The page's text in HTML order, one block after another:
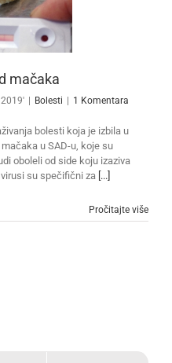
mačaka
Bolesti 1 Komentara
bolesti koja je izbila u
u SAD-u, koje su
oboleli od side koju izaziva
su spečifični za [...]
Pročitajte više